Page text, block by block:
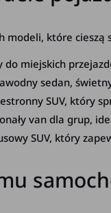
modeli, które
do miejskich
sedan,
SUV, który
van dla grup,
SUV, który